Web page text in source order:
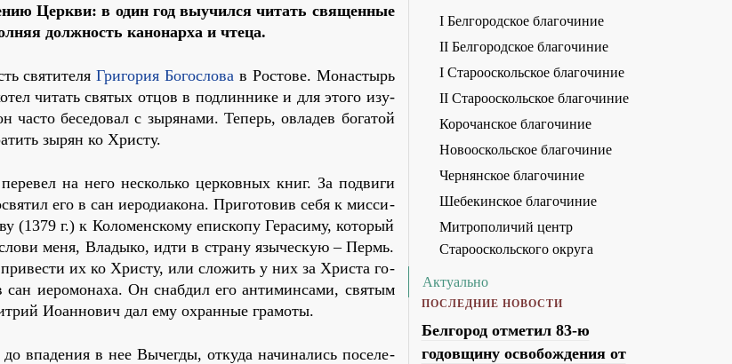
Церк­ви: в один год вы­учил­ся чи­тать свя­щен­ные
долж­ность ка­но­нар­ха и чте­ца.
свя­ти­те­ля Гри­го­рия Бо­го­сло­ва в Ро­сто­ве. Мо­на­стырь
чи­тать свя­тых от­цов в под­лин­ни­ке и для это­го изу­
бе­се­до­вал с зы­ря­на­ми. Те­перь, овла­дев бо­га­той
зы­рян ко Хри­сту.
на него несколько цер­ков­ных книг. За по­дви­ги
его в сан иеро­ди­а­ко­на. При­го­то­вив се­бя к мис­си­
(1379 г.) к Ко­ло­мен­ско­му епи­ско­пу Ге­ра­си­му, ко­то­рый
ме­ня, Вла­ды­ко, ид­ти в стра­ну язы­че­скую – Пермь.
их ко Хри­сту, или сло­жить у них за Хри­ста го­
сан иеро­мо­на­ха. Он снаб­дил его ан­ти­мин­са­ми, свя­тым
Иоан­но­вич дал ему охран­ные гра­мо­ты.
впа­де­ния в нее Вы­че­гды, от­ку­да на­чи­на­лись по­се­ле­
I Белгородское благочиние
II Белгородское благочиние
I Старооскольское благочиние
II Старооскольское благочиние
Корочанское благочиние
Новооскольское благочиние
Чернянское благочиние
Шебекинское благочиние
Митрополичий центр
Старооскольского округа
Актуально
ПОСЛЕДНИЕ НОВОСТИ
Белгород отметил 83-ю
годовщину освобождения от